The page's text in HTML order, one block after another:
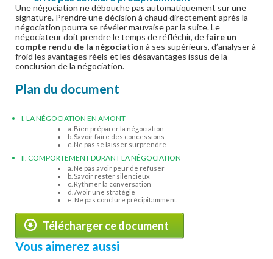
Une négociation ne débouche pas automatiquement sur une
signature. Prendre une décision à chaud directement après la
négociation pourra se révéler mauvaise par la suite. Le
négociateur doit prendre le temps de réfléchir, defaire un
compte rendu de la négociation à ses supérieurs, d’analyser à
froid les avantages réels et les désavantages issus de la
conclusion de la négociation.
Plan du document
I. LA NÉGOCIATION EN AMONT
a. Bien préparer la négociation
b. Savoir faire des concessions
c. Ne pas se laisser surprendre
II. COMPORTEMENT DURANT LA NÉGOCIATION
a. Ne pas avoir peur de refuser
b. Savoir rester silencieux
c. Rythmer la conversation
d. Avoir une stratégie
e. Ne pas conclure précipitamment
Télécharger ce document
Vous aimerez aussi